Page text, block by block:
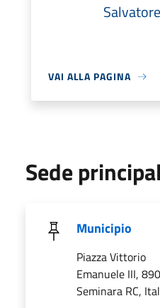
VAI ALLA PAGINA
Sede
Municipio
Piazza Vittorio
Emanuele III,
Seminara RC,